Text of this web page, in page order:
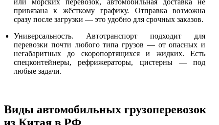
привязана к жёсткому графику. Отправка возможна
сразу после загрузки — это удобно для срочных заказов.
Универсальность. Автотранспорт подходит для
перевозки почти любого типа грузов — от опасных и
негабаритных до скоропортящихся и жидких. Есть
спецконтейнеры, рефрижераторы, цистерны — под
любые задачи.
Виды автомобильных грузоперевозок
из Китая в РФ